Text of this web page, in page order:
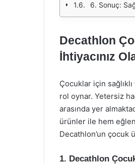
6. Sonuç:
Decathlon
İhtiyacınız
Çocuklar için
rol oynar. Yetersiz
arasında yer
ürünler ile hem
Decathlon’un çocuk
1. Decathlon